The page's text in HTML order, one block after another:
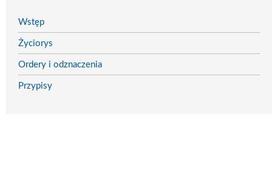
Wstęp
Życiorys
Ordery i odznaczenia
Przypisy